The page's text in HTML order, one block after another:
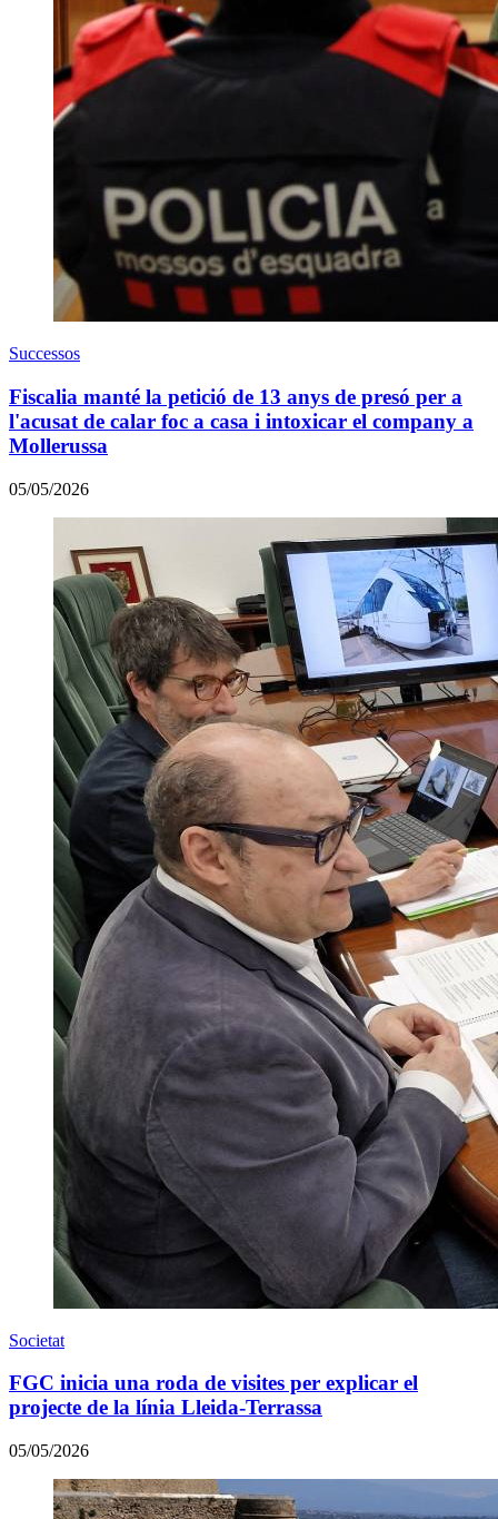
Successos
Fiscalia manté la petició de 13 anys de presó per a
l'acusat de calar foc a casa i intoxicar el company a
Mollerussa
05/05/2026
Societat
FGC inicia una roda de visites per explicar el
projecte de la línia Lleida-Terrassa
05/05/2026